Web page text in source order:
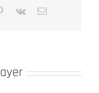
Pinterest
Vk
E-